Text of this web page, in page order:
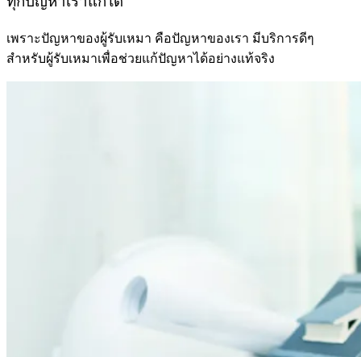
เพราะปัญหาของผู้รับเหมา คือปัญหาของเรา มีบริการดีๆ
สำหรับผู้รับเหมาเพื่อช่วยแก้ปัญหาได้อย่างแท้จริง